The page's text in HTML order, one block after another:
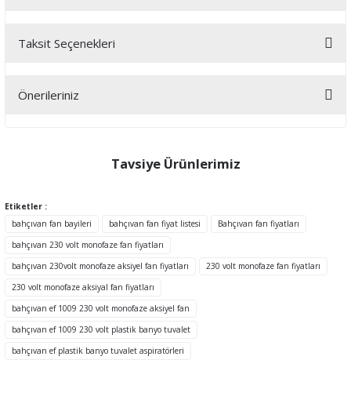
Bu ürüne ilk yorumu siz yapın!
Taksit Seçenekleri
Önerileriniz
tarafımıza iletebilirsiniz.
Görüş ve önerileriniz için teşekkür ederiz.
Ürün fiyatı diğer sitelerden daha pahalı.
Bu ürüne benzer farklı alternatifler olmalı.
Tavsiye Ürünlerimiz
TÜKENDİ
Etiketler :
bahçıvan fan bayileri
bahçıvan fan fiyat listesi
Bahçıvan fan fiyatları
bahçıvan 230 volt monofaze fan fiyatları
bahçıvan 230volt monofaze aksiyel fan fiyatları
230 volt monofaze fan fiyatları
230 volt monofaze aksiyal fan fiyatları
bahçıvan ef 1009 230 volt monofaze aksiyel fan
bahçıvan ef 1009 230 volt plastik banyo tuvalet
bahçıvan ef plastik banyo tuvalet aspiratörleri